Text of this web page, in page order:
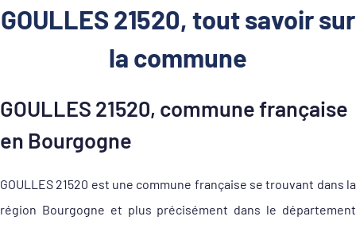
GOULLES 21520, tout savoir sur
la commune
GOULLES 21520, commune française
en Bourgogne
GOULLES 21520 est une commune française se trouvant dans la
région Bourgogne et plus précisément dans le département